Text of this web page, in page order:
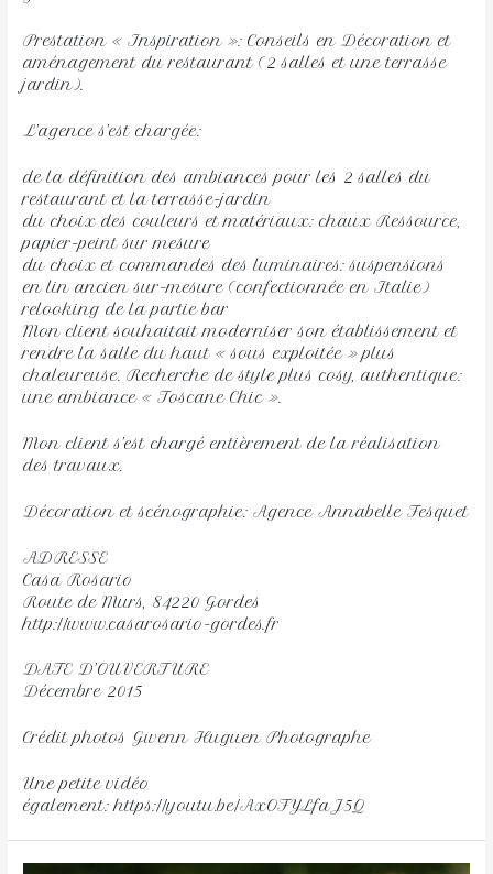
Prestation « Inspiration »: Conseils en Décoration et
aménagement du restaurant (2 salles et une terrasse
jardin).
L’agence s’est chargée:
de la définition des ambiances pour les 2 salles du
restaurant et la terrasse-jardin
du choix des couleurs et matériaux: chaux Ressource,
papier-peint sur mesure
du choix et commandes des luminaires: suspensions
en lin ancien sur-mesure (confectionnée en Italie)
relooking de la partie bar
Mon client souhaitait moderniser son établissement et
rendre la salle du haut « sous exploitée » plus
chaleureuse. Recherche de style plus cosy, authentique:
une ambiance « Toscane Chic ».
Mon client s’est chargé entièrement de la réalisation
des travaux.
Décoration et scénographie: Agence Annabelle Fesquet
ADRESSE
Casa Rosario
Route de Murs, 84220 Gordes
http://www.casarosario-gordes.fr
DATE D’OUVERTURE
Décembre 2015
Crédit photos Gwenn Huguen Photographe
Une petite vidéo
également: https://youtu.be/AxOFYLfaJ5Q